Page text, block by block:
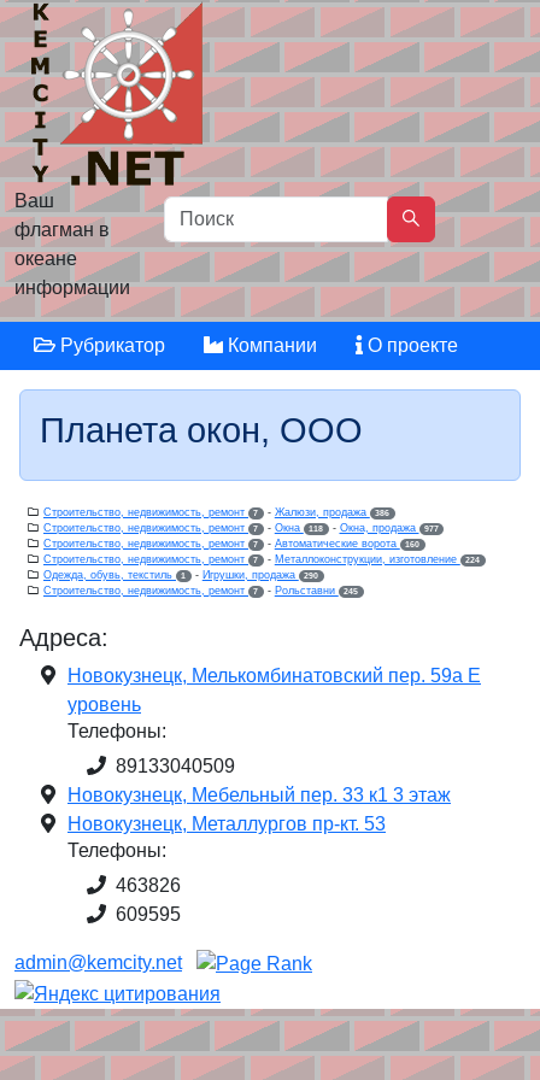
Ваш
флагман в
океане
информации
Рубрикатор Компании О проекте
Планета окон, ООО
Строительство, недвижимость, ремонт 7 - Жалюзи, продажа 386
Строительство, недвижимость, ремонт 7 - Окна 118 - Окна, продажа 977
Строительство, недвижимость, ремонт 7 - Автоматические ворота 160
Строительство, недвижимость, ремонт 7 - Металлоконструкции, изготовление 224
Одежда, обувь, текстиль 1 - Игрушки, продажа 290
Строительство, недвижимость, ремонт 7 - Рольставни 245
Адреса:
Новокузнецк, Мелькомбинатовский пер. 59а Е
уровень
Телефоны:
89133040509
Новокузнецк, Мебельный пер. 33 к1 3 этаж
Новокузнецк, Металлургов пр-кт. 53
Телефоны:
463826
609595
admin@kemcity.net